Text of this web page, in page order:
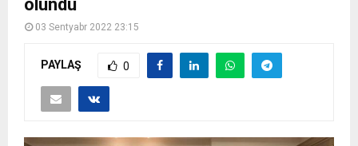
olundu
03 Sentyabr 2022 23:15
PAYLAŞ 0